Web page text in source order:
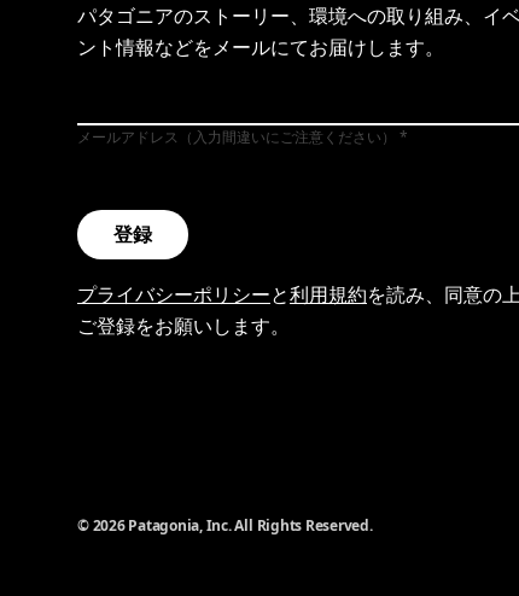
パタゴニアのストーリー、環境への取り組み、イ
ント情報などをメールにてお届けします。
メールアドレス（入力間違いにご注意ください）
登録
プライバシーポリシーと利用規約を読み、同意の
ご登録をお願いします。
© 2026 Patagonia, Inc. All Rights Reserved.